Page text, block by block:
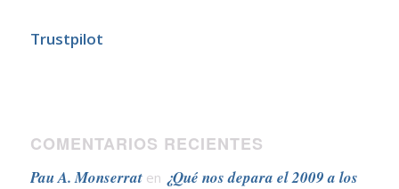
Trustpilot
COMENTARIOS RECIENTES
Pau A. Monserraten ¿Qué nos depara el 2009 a los